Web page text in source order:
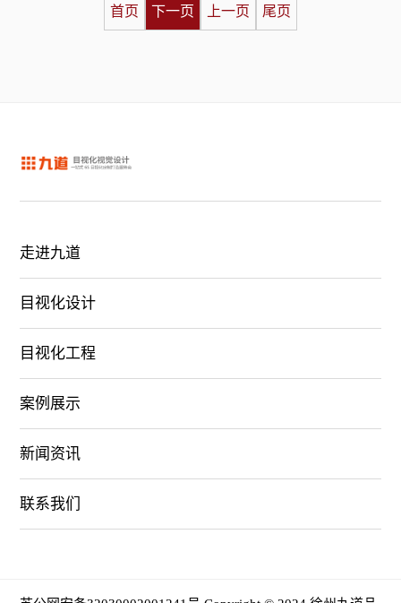
首页 下一页 上一页 尾页
走进九道
目视化设计
目视化工程
案例展示
新闻资讯
联系我们